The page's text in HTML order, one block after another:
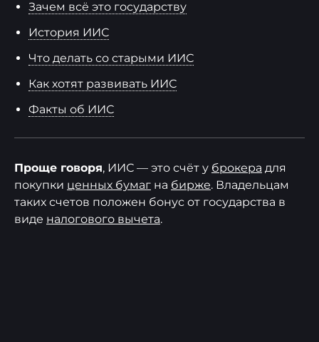
Зачем всё это государству
История ИИС
Что делать со старыми ИИС
Как хотят развивать ИИС
Факты об ИИС
Проще говоря, ИИС — это счёт у брокера для
покупки ценных бумаг на бирже. Владельцам
таких счетов положен бонус от государства в
виде налогового вычета.